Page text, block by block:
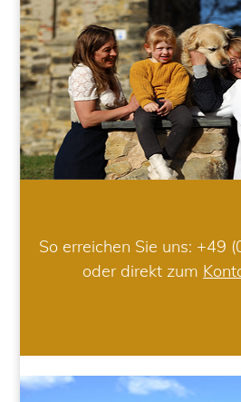
So erreichen Sie uns: +49
oder direkt zum